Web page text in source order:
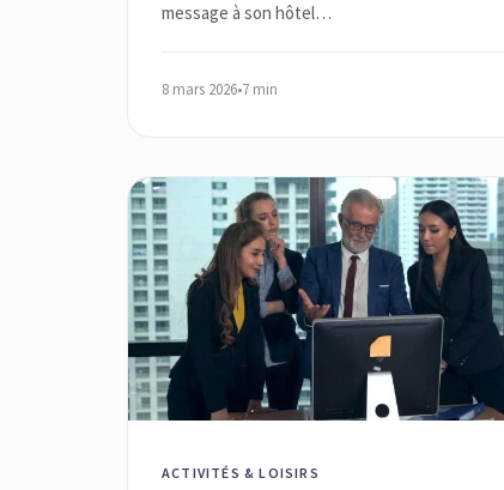
message à son hôtel…
8 mars 2026•7 min
ACTIVITÉS & LOISIRS